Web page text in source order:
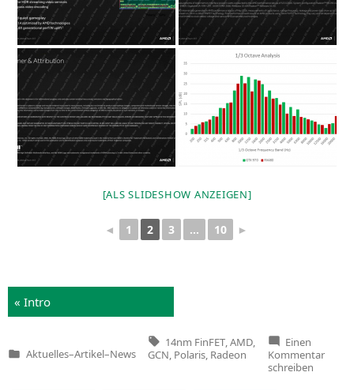
[ALS SLIDE­SHOW ANZEIGEN]
◄ 1 2 3 … 10 ►
« Intro
Veröffentlicht
Aktuelles–Artikel–News
Tags:
14nm FinFET AMD
GCN, Polaris, Radeon
Einen
Kommentarzu
schreiben